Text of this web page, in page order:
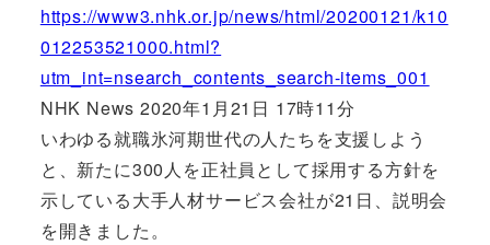
https://www3.nhk.or.jp/news/html/20200121/k10
012253521000.html?
utm_int=nsearch_contents_search-items_001
NHK News 2020年1月21日 17時11分
いわゆる就職氷河期世代の人たちを支援しよう
と、新たに300人を正社員として採用する方針を
示している大手人材サービス会社が21日、説明会
を開きました。